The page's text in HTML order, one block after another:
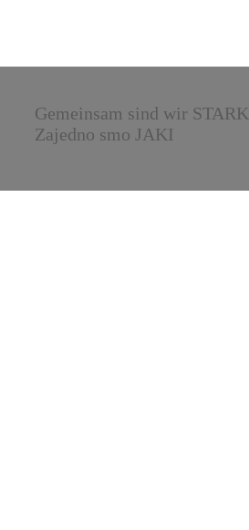
Gemeinsam sind wir STARK
Zajedno smo JAKI